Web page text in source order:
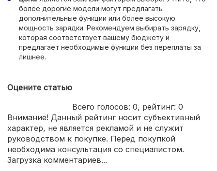
более дорогие модели могут предлагать
дополнительные функции или более высокую
мощность зарядки. Рекомендуем выбирать зарядку,
которая соответствует вашему бюджету и
предлагает необходимые функции без переплаты за
лишнее.
Оцените статью
Всего голосов: 0, рейтинг: 0
Внимание! Данный рейтинг носит субъективный
характер, не является рекламой и не служит
руководством к покупке. Перед покупкой
необходима консультация со специалистом.
Загрузка комментариев...